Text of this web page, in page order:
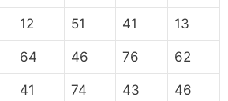
12 51 41 13
64 46 76 62
41 74 43 46